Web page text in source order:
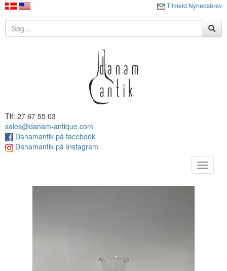
Tilmeld Nyhedsbrev
Tlf: 27 67 55 03
sales@danam-antique.com
Danamantik på facebook
Danamantik på Instagram
Toggle